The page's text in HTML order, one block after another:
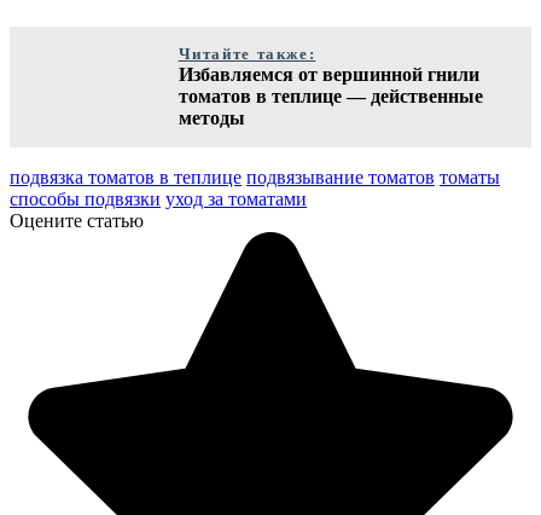
Читайте также:
Избавляемся от вершинной гнили
томатов в теплице — действенные
методы
подвязка томатов в теплице подвязывание томатов томаты
способы подвязки уход за томатами
Оцените статью